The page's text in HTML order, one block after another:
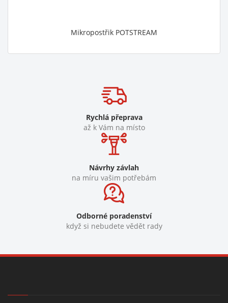
Mikropostřik POTSTREAM
Rychlá přeprava
až k Vám na místo
Návrhy závlah
na míru vašim potřebám
Odborné poradenství
když si nebudete vědět rady